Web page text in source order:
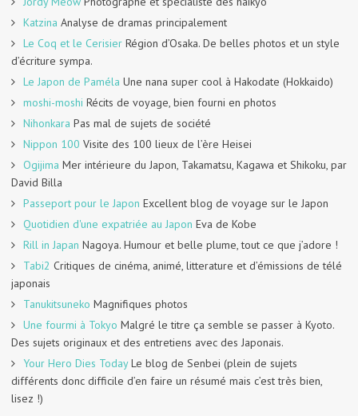
Katzina Analyse de dramas principalement
Le Coq et le Cerisier Région d’Osaka. De belles photos et un style
d’écriture sympa.
Le Japon de Paméla Une nana super cool à Hakodate (Hokkaido)
moshi-moshi Récits de voyage, bien fourni en photos
Nihonkara Pas mal de sujets de société
Nippon 100 Visite des 100 lieux de l’ère Heisei
Ogijima Mer intérieure du Japon, Takamatsu, Kagawa et Shikoku, par
David Billa
Passeport pour le Japon Excellent blog de voyage sur le Japon
Quotidien d'une expatriée au Japon Eva de Kobe
Rill in Japan Nagoya. Humour et belle plume, tout ce que j’adore !
Tabi2 Critiques de cinéma, animé, litterature et d’émissions de télé
japonais
Tanukitsuneko Magnifiques photos
Une fourmi à Tokyo Malgré le titre ça semble se passer à Kyoto.
Des sujets originaux et des entretiens avec des Japonais.
Your Hero Dies TodayLe blog de Senbei (plein de sujets
différents donc difficile d’en faire un résumé mais c’est très bien,
lisez !)